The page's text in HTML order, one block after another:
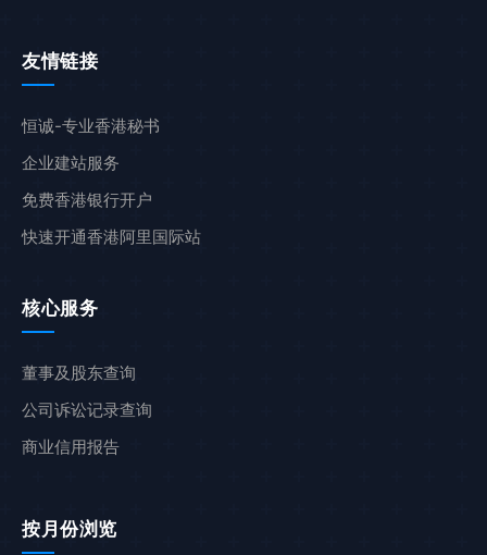
友情链接
恒诚-专业香港秘书
企业建站服务
免费香港银行开户
快速开通香港阿里国际站
核心服务
董事及股东查询
公司诉讼记录查询
商业信用报告
按月份浏览